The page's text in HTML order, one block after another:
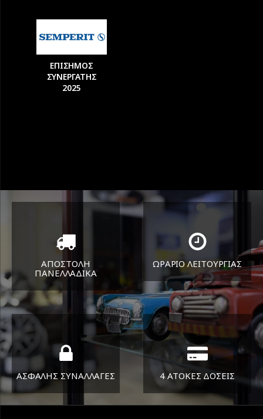
ΕΠΙΣΗΜΟΣ
ΣΥΝΕΡΓΑΤΗΣ
2025
ΑΠΟΣΤΟΛΗ
ΠΑΝΕΛΛΑΔΙΚA
Όπου και αν είστε θα σας
στείλουμε τα ελαστικά σας
ΩΡΑΡΙΟ ΛΕΙΤΟΥΡΓΙΑΣ
ΔΕΥ-ΠΑΡ 8:30-17:30
ΣΑΒ 8:30-13:30
ΑΣΦΑΛΗΣ ΣΥΝΑΛΛΑΓΕΣ 4 ΑΤΟΚΕΣ ΔΟΣΕΙΣ